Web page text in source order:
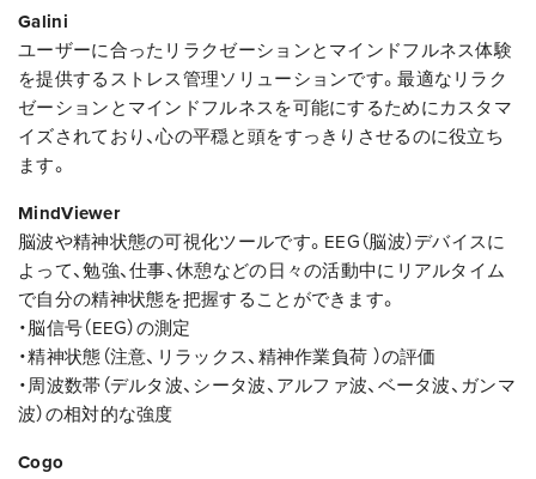
Galini
ユーザーに合ったリラクゼーションとマインドフルネス体験
を提供するストレス管理ソリューションです。最適なリラク
ゼーションとマインドフルネスを可能にするためにカスタマ
イズされており、心の平穏と頭をすっきりさせるのに役立ち
ます。
MindViewer
脳波や精神状態の可視化ツールです。EEG（脳波）デバイスに
よって、勉強、仕事、休憩などの日々の活動中にリアルタイム
で自分の精神状態を把握することができます。
・脳信号（EEG）の測定
・精神状態（注意、リラックス、精神作業負荷 ）の評価
・周波数帯（デルタ波、シータ波、アルファ波、ベータ波、ガンマ
波）の相対的な強度
Cogo